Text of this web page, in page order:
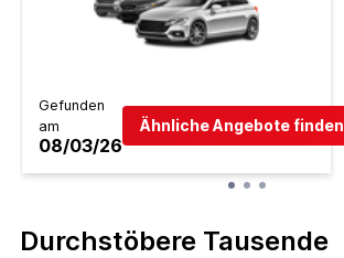
Gefunden
am
08/03/26
Ähnliche Angebote finden
Durchstöbere Tausende